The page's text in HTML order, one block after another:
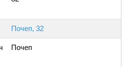
Почеп, 32
Почеп